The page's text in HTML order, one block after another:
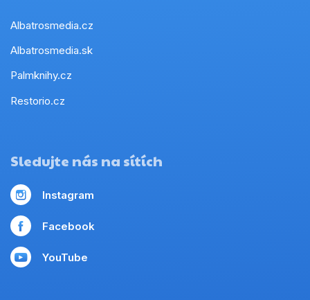
Albatrosmedia.cz
Albatrosmedia.sk
Palmknihy.cz
Restorio.cz
Sledujte nás na sítích
Instagram
Facebook
YouTube